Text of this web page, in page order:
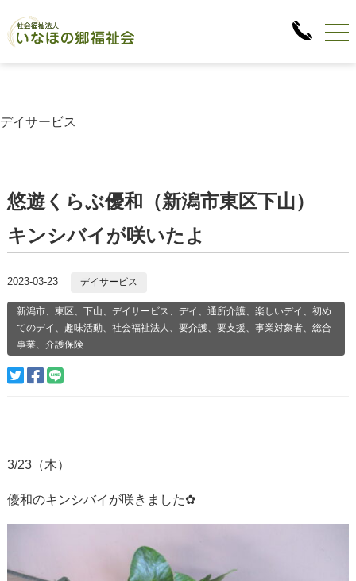
デイサービス
悠遊くらぶ優和（新潟市東区下山）
キンシバイが咲いたよ
2023-03-23 デイサービス
新潟市、東区、下山、デイサービス、デイ、通所介護、楽しいデイ、初め
てのデイ、趣味活動、社会福祉法人、要介護、要支援、事業対象者、総合
事業、介護保険
3/23（木）
優和のキンシバイが咲きました✿